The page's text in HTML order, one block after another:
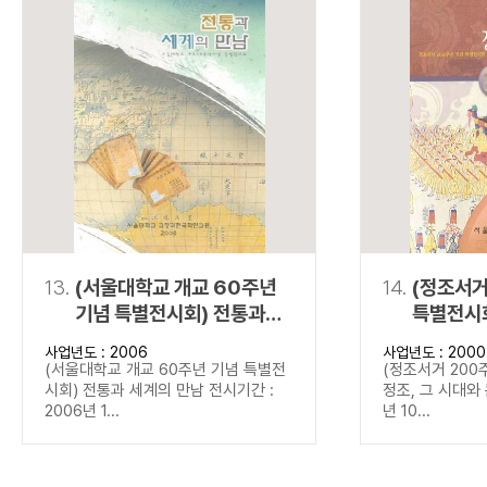
13. (서울대학교 개교 60주년
기념 특별전시회) 전통과
세계의 만남
사업년도 : 2006
(서울대학교 개교 60주년 기념 특별전
시회) 전통과 세계의 만남 전시기간 :
2006년 1...
14. (정조서
특별전
문화
사업년도 : 2000
(정조서거 200
정조, 그 시대
년 10...